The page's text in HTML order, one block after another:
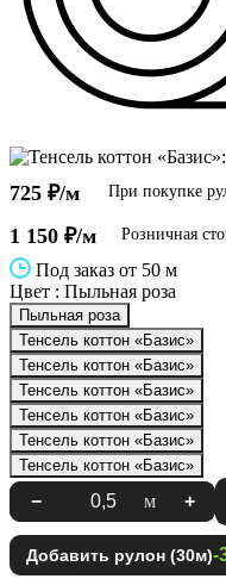
725 ₽/м При покупке
1 150 ₽/м Розничная
Под заказ от 50 м
Цвет : Пыльная роза
Пыльная роза
Тенсель коттон «Базис»
Тенсель коттон «Базис»
Тенсель коттон «Базис»
Тенсель коттон «Базис»
Тенсель коттон «Базис»
Тенсель коттон «Базис»
− м +
Добавить рулон (30м)-